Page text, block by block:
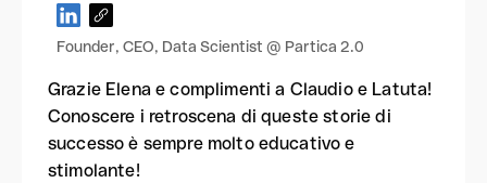
Founder, CEO, Data Scientist @ Partica 2.0
Grazie Elena e complimenti a Claudio e Latuta!
Conoscere i retroscena di queste storie di
successo è sempre molto educativo e
stimolante!